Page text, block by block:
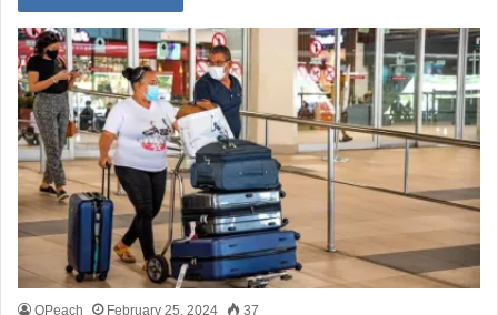
QPeach February 25, 2024 37